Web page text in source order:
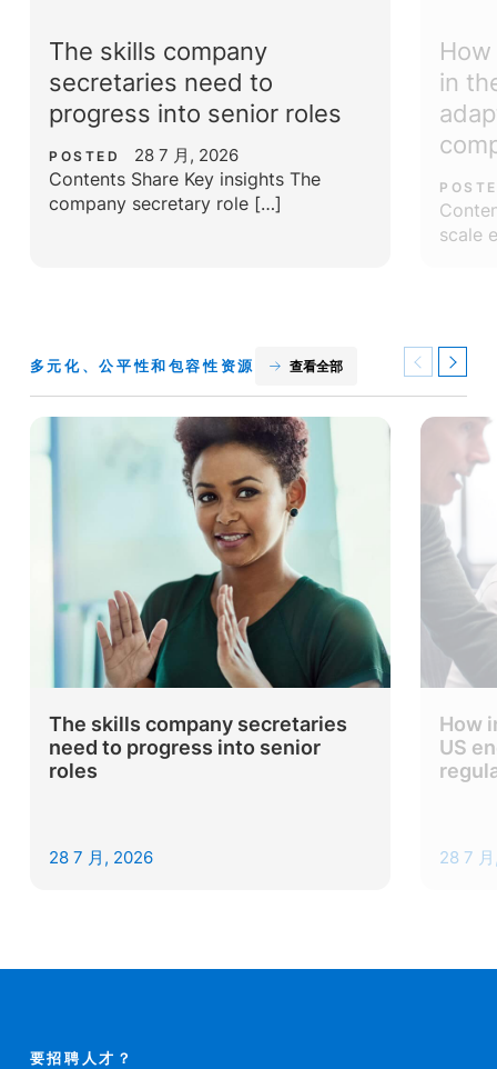
The skills company
secretaries need to
progress into senior roles
POSTED 28 7 月, 2026
Contents Share Key insights The
company secretary role […]
in
scale
多元化、公平性和包容性资源 查看全部 Previous
The skills company secretaries
need to progress into senior
roles
28 7 月, 2026
How
US
28 7
Next
要招聘人才？